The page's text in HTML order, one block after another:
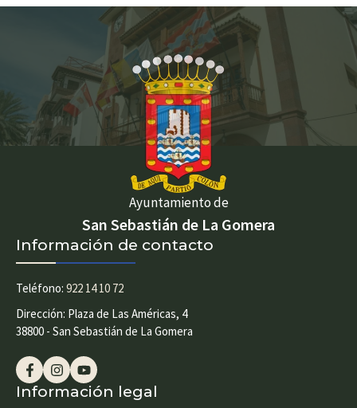
Ayuntamiento de
San Sebastián de La Gomera
Información de contacto
Teléfono: 922 14 10 72
Dirección: Plaza de Las Américas, 4
38800 - San Sebastián de La Gomera
Información legal